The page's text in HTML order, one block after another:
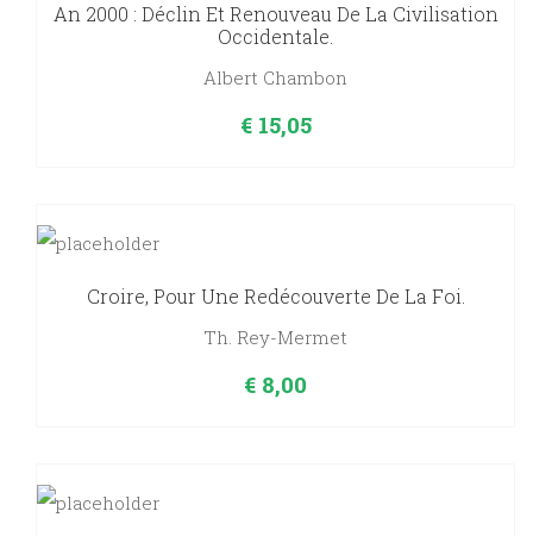
An 2000 : Déclin Et Renouveau De La Civilisation
Occidentale.
Albert Chambon
€15,05
Croire, Pour Une Redécouverte De La Foi.
Th. Rey-Mermet
€ 8,00